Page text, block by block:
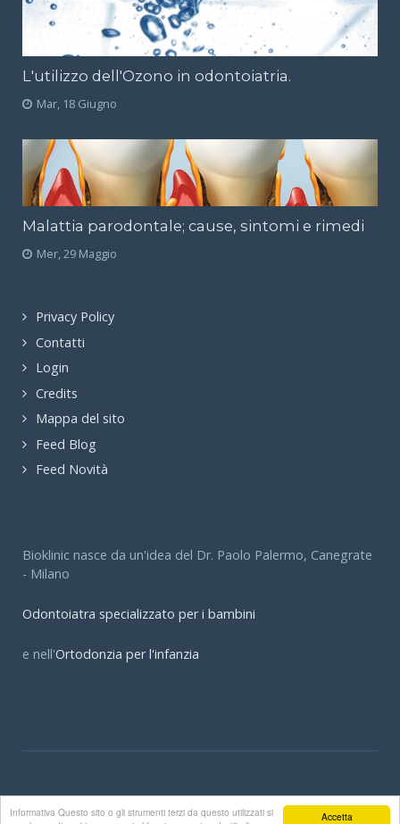
Accetta
Informativa Questo sito o gli strumenti terzi da questo utilizzati si
L'utilizzo dell'Ozono in odontoiatria.
Mar, 18 Giugno
Malattia parodontale; cause, sintomi e rimedi
Mer, 29 Maggio
Privacy Policy
Contatti
Login
Credits
Mappa del sito
Feed Blog
Feed Novità
Bioklinic nasce da un'idea del Dr. Paolo Palermo, Canegrate
- Milano
Odontoiatra specializzato per i bambini
e nell'Ortodonzia per l'infanzia
© Bioklinic - Dott. Paolo Palermo Dott.ssa Elena Palermo